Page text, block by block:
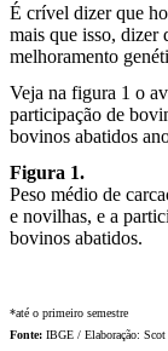
É crível dizer que
mais que isso, dizer
melhoramento
Veja na figura 1 o
participação de
bovinos abatidos
Figura 1.
Peso médio de
e novilhas, e a
bovinos abatidos.
*até o primeiro semestre
Fonte: IBGE / Elaboração: